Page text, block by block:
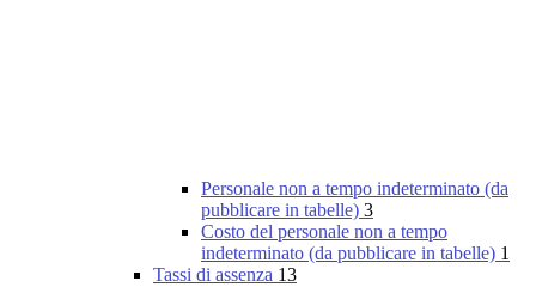
Personale non a tempo indeterminato (da
pubblicare in tabelle) 3
Costo del personale non a tempo
indeterminato (da pubblicare in tabelle) 1
Tassi di assenza 13